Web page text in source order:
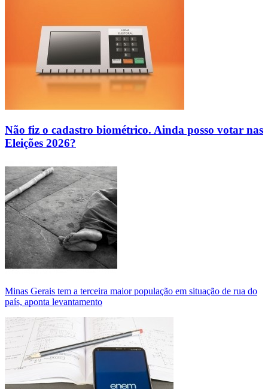
Não fiz o cadastro biométrico. Ainda posso votar nas
Eleições 2026?
Minas Gerais tem a terceira maior população em situação de rua do
país, aponta levantamento